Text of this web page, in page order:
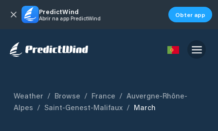
PredictWind
Abrir na app PredictWind Obter app
Weather / Browse / France / Auvergne-Rhône-
Alpes / Saint-Genest-Malifaux / March